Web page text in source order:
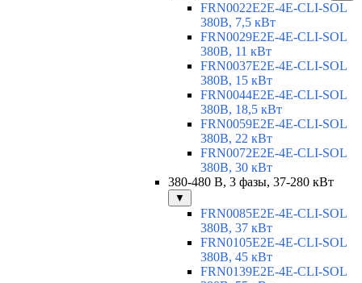
FRN0022E2E-4E-CLI-SOL
380В, 7,5 кВт
FRN0029E2E-4E-CLI-SOL
380В, 11 кВт
FRN0037E2E-4E-CLI-SOL
380В, 15 кВт
FRN0044E2E-4E-CLI-SOL
380В, 18,5 кВт
FRN0059E2E-4E-CLI-SOL
380В, 22 кВт
FRN0072E2E-4E-CLI-SOL
380В, 30 кВт
380-480 В, 3 фазы, 37-280 кВт
▼
FRN0085E2E-4E-CLI-SOL
380В, 37 кВт
FRN0105E2E-4E-CLI-SOL
380В, 45 кВт
FRN0139E2E-4E-CLI-SOL